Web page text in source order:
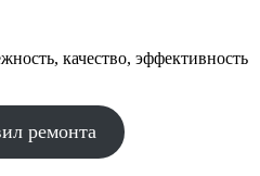
качество, эффективность
ремонта